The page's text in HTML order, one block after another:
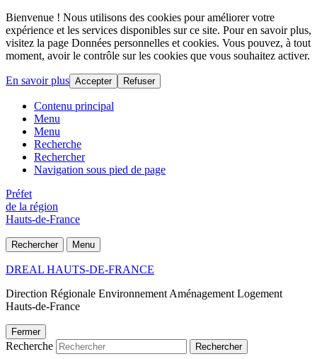
Bienvenue ! Nous utilisons des cookies pour améliorer votre
expérience et les services disponibles sur ce site. Pour en savoir plus,
visitez la page Données personnelles et cookies. Vous pouvez, à tout
moment, avoir le contrôle sur les cookies que vous souhaitez activer.
En savoir plus Accepter Refuser
Contenu principal
Menu
Menu
Recherche
Rechercher
Navigation sous pied de page
Préfet
de la région
Hauts-de-France
Rechercher Menu
DREAL HAUTS-DE-FRANCE
Direction Régionale Environnement Aménagement Logement
Hauts-de-France
Fermer
Recherche Rechercher